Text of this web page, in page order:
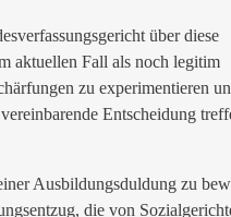
über diese
aktuellen Fall als noch legitim
zu experimentieren
Entscheidung
Ausbildungsduldung zu
die von